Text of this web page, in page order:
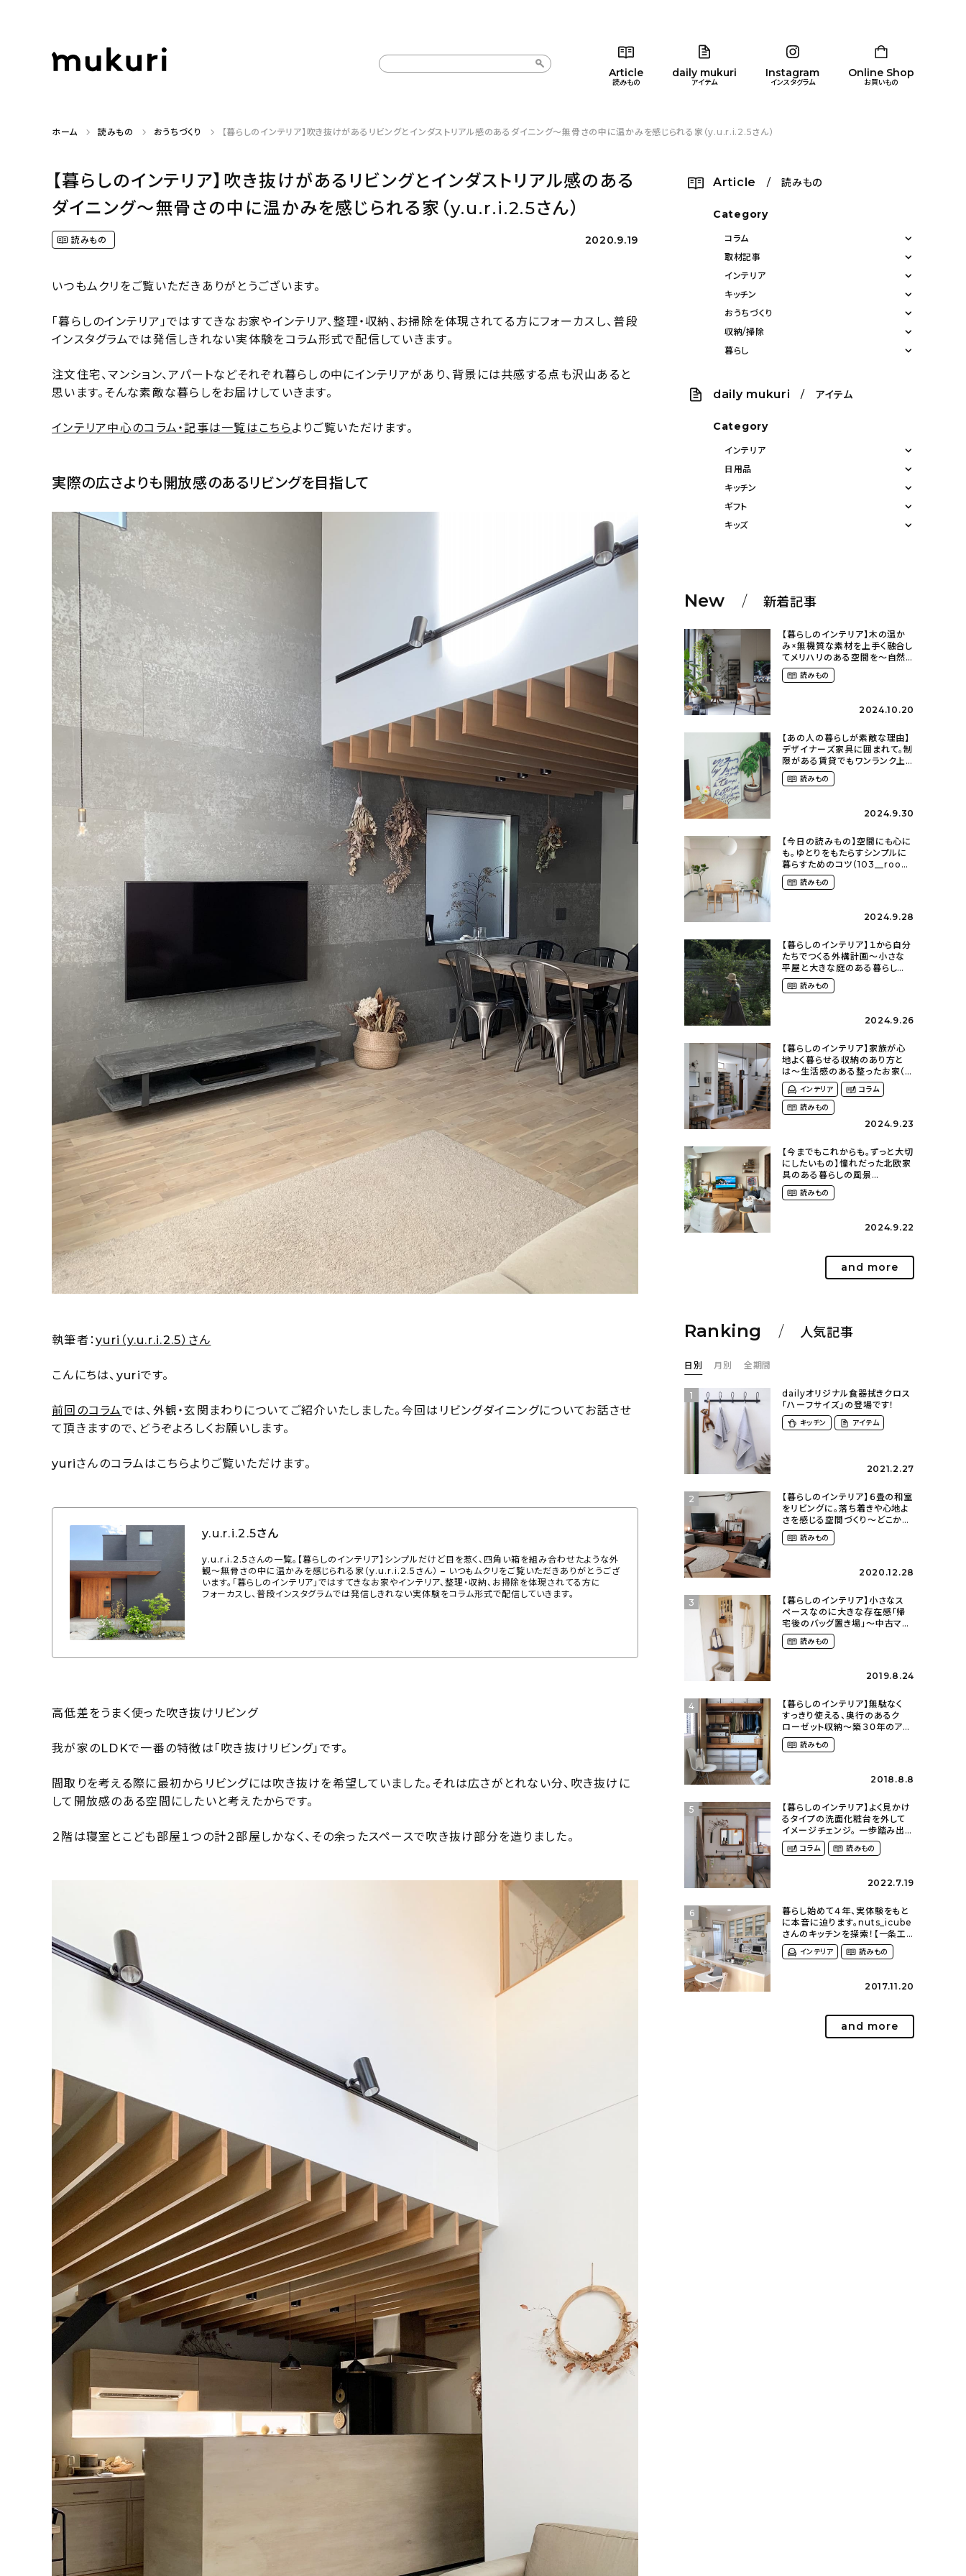
Article
読みもの
daily mukuri
アイテム
Instagram
インスタグラム
Online Shop
お買いもの
カテゴリー一覧 コラム 暮らし
カテゴリー一覧 インテリア
ホーム 読みもの おうちづくり 【暮らしのインテリア】吹き抜けがあるリビングとインダストリアル感のあるダイニング〜無骨さの中に温かみを感じられる家（y.u.r.i.2.5さん）
【暮らしのインテリア】吹き抜けがあるリビングとインダストリアル感のある
ダイニング〜無骨さの中に温かみを感じられる家（y.u.r.i.2.5さん）
読みもの 2020.9.19
いつもムクリをご覧いただきありがとうございます。
「暮らしのインテリア」ではすてきなお家やインテリア、整理・収納、お掃除を体現されてる方にフォーカスし、普段
インスタグラムでは発信しきれない実体験をコラム形式で配信していきます。
注文住宅、マンション、アパートなどそれぞれ暮らしの中にインテリアがあり、背景には共感する点も沢山あると
思います。そんな素敵な暮らしをお届けしていきます。
インテリア中心のコラム・記事は一覧はこちらよりご覧いただけます。
実際の広さよりも開放感のあるリビングを目指して
執筆者：yuri（y.u.r.i.2.5）さん
こんにちは、yuriです。
前回のコラムでは、外観・玄関まわりについてご紹介いたしました。今回はリビングダイニングについてお話させ
て頂きますので、どうぞよろしくお願いします。
yuriさんのコラムはこちらよりご覧いただけます。
y.u.r.i.2.5さん
y.u.r.i.2.5さんの一覧。【暮らしのインテリア】シンプルだけど目を惹く、四角い箱を組み合わせたような外
観〜無骨さの中に温かみを感じられる家（y.u.r.i.2.5さん） – いつもムクリをご覧いただきありがとうござ
います。「暮らしのインテリア」ではすてきなお家やインテリア、整理・収納、お掃除を体現されてる方に
フォーカスし、普段インスタグラムでは発信しきれない実体験をコラム形式で配信していきます。
高低差をうまく使った吹き抜けリビング
我が家のLDKで一番の特徴は「吹き抜けリビング」です。
間取りを考える際に最初からリビングには吹き抜けを希望していました。それは広さがとれない分、吹き抜けに
して開放感のある空間にしたいと考えたからです。
２階は寝室とこども部屋１つの計２部屋しかなく、その余ったスペースで吹き抜け部分を造りました。
Article / 読みもの
Category
コラム
取材記事
インテリア
キッチン
おうちづくり
収納/掃除
暮らし
daily mukuri / アイテム
Category
インテリア
日用品
キッチン
ギフト
キッズ
New 新着記事
【暮らしのインテリア】木の温か
み×無機質な素材を上手く融合し
てメリハリのある空間を〜自然
に囲まれて暮らす（ki_no_ieさ
ん） 読みもの
2024.10.20
【あの人の暮らしが素敵な理由】
デザイナーズ家具に囲まれて。制
限がある賃貸でもワンランク上
のお部屋に〜狭くても好きな暮
らしのこと（_____chika708さ
読みもの
2024.9.30
【今日の読みもの】空間にも心に
も。ゆとりをもたらすシンプルに
暮らすためのコツ（103__room
さん）
読みもの
2024.9.28
【暮らしのインテリア】１から自分
たちでつくる外構計画〜小さな
平屋と大きな庭のある暮らし
（tsumikiniwaさん）
読みもの
2024.9.26
【暮らしのインテリア】家族が心
地よく暮らせる収納のあり方と
は〜生活感のある整ったお家（
kaya___ieさん）
インテリア
コラム
読みもの
2024.9.23
【今までもこれからも。ずっと大切
にしたいもの】憧れだった北欧家
具のある暮らしの風景
（m._.k_homeさん）
読みもの
2024.9.22
and more
Ranking 人気記事
日別 月別 全期間
1
dailyオリジナル食器拭きクロス
「ハーフサイズ」の登場です！
キッチン アイテム
2021.2.27
2
【暮らしのインテリア】６畳の和室
をリビングに。落ち着きや心地よ
さを感じる空間づくり〜どこか懐
かしい団地暮らし（fumi4511さ
ん） 読みもの
2020.12.28
3
【暮らしのインテリア】小さなス
ペースなのに大きな存在感「帰
宅後のバッグ置き場」～中古マン
ションリノベーションで叶えたコ
ダワリの暮らし（cocoyuko___
読みもの
2019.8.24
4
【暮らしのインテリア】無駄なく
すっきり使える、奥行のあるク
ローゼット収納〜築３０年のア
パートにある暮らし
（mari_ppe_さん）
読みもの
2018.8.8
5
【暮らしのインテリア】よく見かけ
るタイプの洗面化粧台を外して
イメージチェンジ。 一歩踏み出し
て理想の空間へ〜築１２年の建
売住宅をDIYする暮らし
コラム 読みもの
2022.7.19
6
暮らし始めて４年、実体験をもと
に本音に迫ります。nuts_icube
さんのキッチンを探索！【一条工
務店 i-cube】
インテリア 読みもの
2017.11.20
and more